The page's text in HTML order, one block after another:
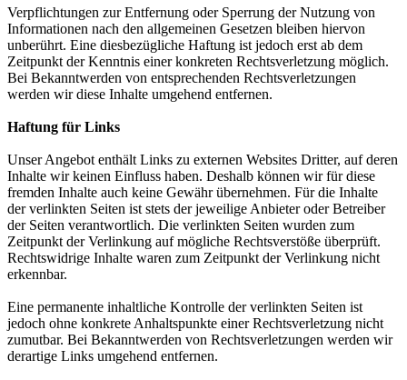
Verpflichtungen zur Entfernung oder Sperrung der Nutzung von
Informationen nach den allgemeinen Gesetzen bleiben hiervon
unberührt. Eine diesbezügliche Haftung ist jedoch erst ab dem
Zeitpunkt der Kenntnis einer konkreten Rechtsverletzung möglich.
Bei Bekanntwerden von entsprechenden Rechtsverletzungen
werden wir diese Inhalte umgehend entfernen.
Haftung für Links
Unser Angebot enthält Links zu externen Websites Dritter, auf deren
Inhalte wir keinen Einfluss haben. Deshalb können wir für diese
fremden Inhalte auch keine Gewähr übernehmen. Für die Inhalte
der verlinkten Seiten ist stets der jeweilige Anbieter oder Betreiber
der Seiten verantwortlich. Die verlinkten Seiten wurden zum
Zeitpunkt der Verlinkung auf mögliche Rechtsverstöße überprüft.
Rechtswidrige Inhalte waren zum Zeitpunkt der Verlinkung nicht
erkennbar.
Eine permanente inhaltliche Kontrolle der verlinkten Seiten ist
jedoch ohne konkrete Anhaltspunkte einer Rechtsverletzung nicht
zumutbar. Bei Bekanntwerden von Rechtsverletzungen werden wir
derartige Links umgehend entfernen.